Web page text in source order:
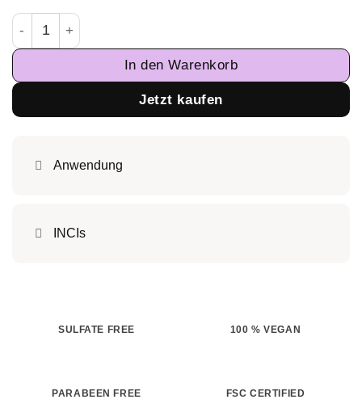
Organic Silicea Lifting Elixier Menge
In den Warenkorb
Jetzt kaufen
Anwendung
INCIs
SULFATE FREE 100 % VEGAN
PARABEEN FREE FSC CERTIFIED